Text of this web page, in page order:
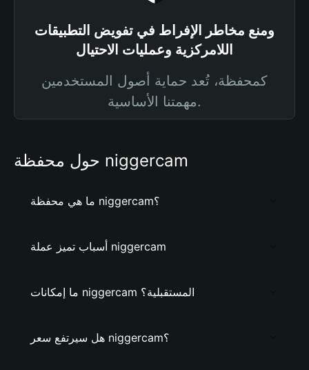
ومنع مخاطر الإفراط في تفويض التطبيقات
اللامركزية وعمليات الاحتيال
كمحفظة، تُعد حماية أصول المستخدمين
مهمتنا الأساسية.
حول محفظة niggercam
ما هي محفظة niggercam؟
أسباب تميز عملة niggercam
ما إمكانات niggercam المستقبلية؟
هل سيرتفع سعر niggercam؟